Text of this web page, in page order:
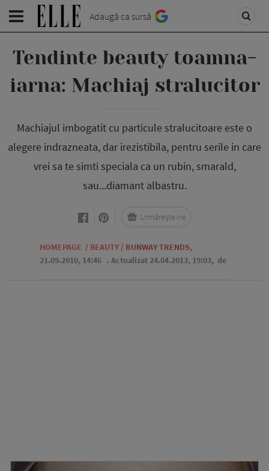
Adaugă ca sursă
Tendinte beauty toamna-
iarna: Machiaj stralucitor
Machiajul imbogatit cu particule stralucitoare este o
alegere indrazneata, dar irezistibila, pentru serile in care
vrei sa te simti speciala ca un rubin, smarald,
sau...diamant albastru.
HOMEPAGE / BEAUTY/ RUNWAY TRENDS,
21.09.2010, 14:46 . Actualizat 24.04.2013, 19:03, de
Urmărește-ne